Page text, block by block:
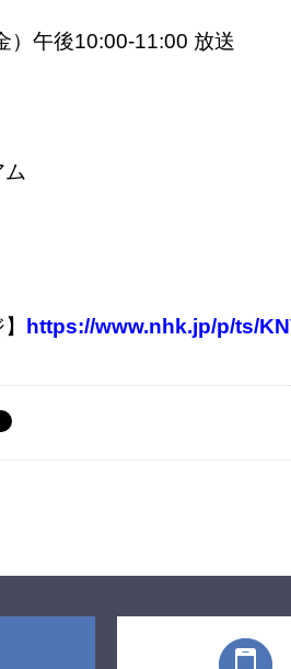
）午後10:00-11:00 放送
https://www.nhk.jp/p/ts/